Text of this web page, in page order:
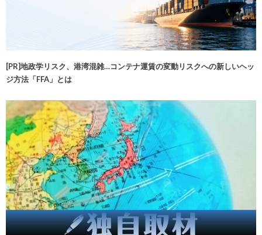
[PR]地政学リスク、港湾混雑…コンテナ運賃の変動リスクへの新しいヘッ
ジ方法「FFA」とは